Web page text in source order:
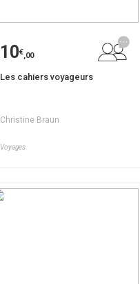
10€,00
Les cahiers voyageurs
Christine Braun
Voyages